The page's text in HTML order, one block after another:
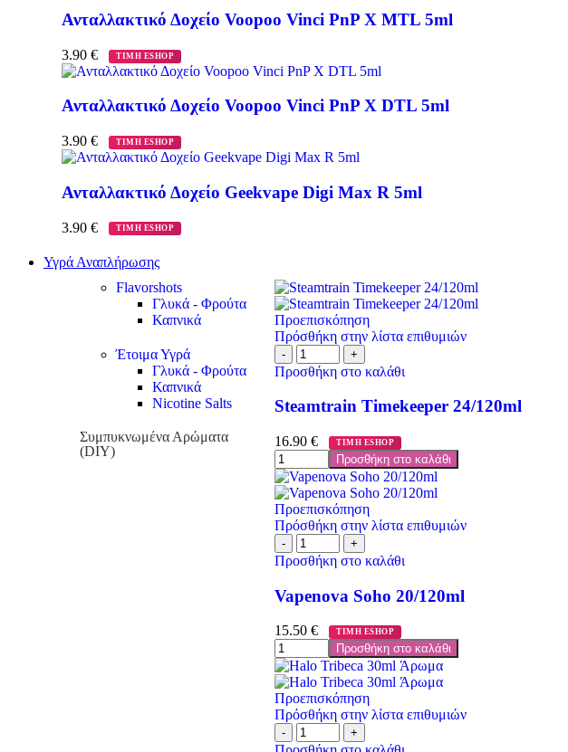
Ανταλλακτικό Δοχείο Voopoo Vinci PnP X MTL 5ml
3.90 € ΤΙΜΗ ESHOP
Ανταλλακτικό Δοχείο Voopoo Vinci PnP X DTL 5ml
3.90 € ΤΙΜΗ ESHOP
Ανταλλακτικό Δοχείο Geekvape Digi Max R 5ml
3.90 € ΤΙΜΗ ESHOP
Υγρά Αναπλήρωσης
Flavorshots
Γλυκά - Φρούτα
Καπνικά
Έτοιμα Υγρά
Γλυκά - Φρούτα
Καπνικά
Nicotine Salts
Συμπυκνωμένα Αρώματα
(DIY)
Προεπισκόπηση
Πρόσθήκη στην λίστα επιθυμιών
Προσθήκη στο καλάθι
Steamtrain Timekeeper 24/120ml
16.90€ ΤΙΜΗ ESHOP
Προσθήκη στο καλάθι
Προεπισκόπηση
Πρόσθήκη στην λίστα επιθυμιών
Προσθήκη στο καλάθι
Vapenova Soho 20/120ml
15.50€ ΤΙΜΗ ESHOP
Προσθήκη στο καλάθι
Προεπισκόπηση
Πρόσθήκη στην λίστα επιθυμιών